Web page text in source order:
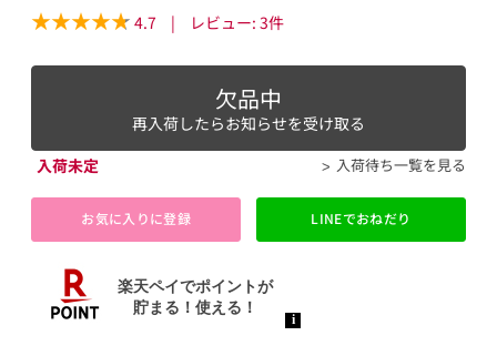
4.7 | レビュー: 3件
欠品中
再入荷したらお知らせを受け取る
入荷未定
入荷待ち一覧を見る
お気に入りに登録 LINEでおねだり